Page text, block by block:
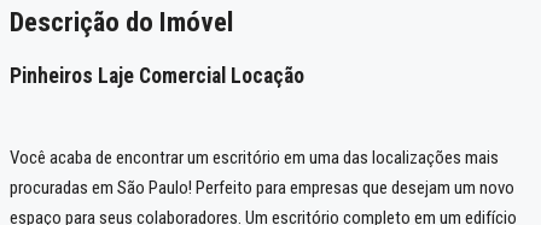
Descrição do Imóvel
Pinheiros Laje Comercial Locação
Você acaba de encontrar um escritório em uma das localizações mais
procuradas em São Paulo! Perfeito para empresas que desejam um novo
espaço para seus colaboradores. Um escritório completo em um edifício